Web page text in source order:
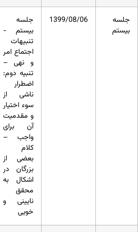
جلسه
بیستم
1399/08/06
جلسه
بیستم -
تنبیهات
اجتماع امر
و نهی –
تنبیه دوم:
اضطرار
ناشی از
سوء اختیار
و مقدمیت
آن برای
واجب –
کلام
بعضی از
بزرگان در
اشکال به
محقق
نایینی و
خویی